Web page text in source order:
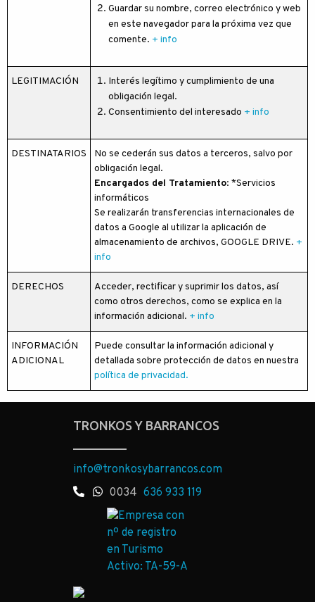
Guardar su nombre, correo electrónico y web
en este navegador para la próxima vez que
comente. + info
LEGITIMACIÓN
Interés legítimo y cumplimiento de una
obligación legal.
Consentimiento del interesado + info
DESTINATARIOS
No se cederán sus datos a terceros, salvo por
obligación legal.
Encargados del Tratamiento: *Servicios
informáticos
Se realizarán transferencias internacionales de
datos a Google al utilizar la aplicación de
almacenamiento de archivos, GOOGLE DRIVE. +
info
DERECHOS
Acceder, rectificar y suprimir los datos, así
como otros derechos, como se explica en la
información adicional. + info
INFORMACIÓN
ADICIONAL
Puede consultar la información adicional y
detallada sobre protección de datos en nuestra
política de privacidad.
TRONKOS Y BARRANCOS
info@tronkosybarrancos.com
0034 636 933 119